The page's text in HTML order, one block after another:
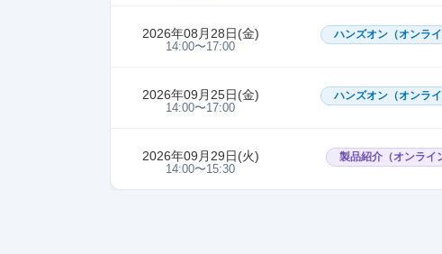
2026年08月28日(金)
14:00〜17:00
ハンズオン（オンライ
2026年09月25日(金)
14:00〜17:00
ハンズオン（オンライ
2026年09月29日(火)
14:00〜15:30
製品紹介（オンライ